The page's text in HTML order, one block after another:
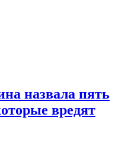
назвала пять
вредят